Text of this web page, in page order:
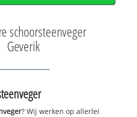
schoorsteenveger
Geverik
? Wij werken op allerlei